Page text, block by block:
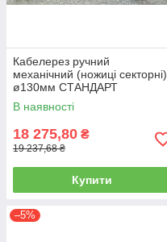
Кабелерез ручний
механічний (ножиці секторні)
ø130мм СТАНДАРТ
JRCT0130
В наявності
18 275,80 ₴
19 237,68 ₴
Купити
–5%